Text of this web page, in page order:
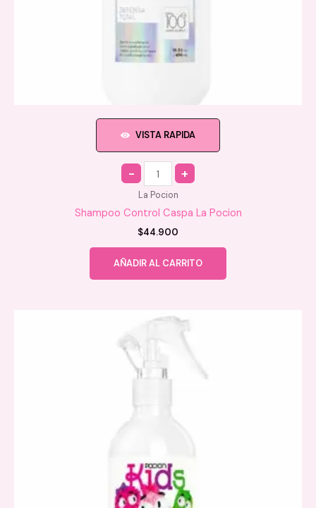
VISTA RAPIDA
Quantity
La Pocion
Shampoo Control Caspa La Pocion
$44.900
AÑADIR AL CARRITO